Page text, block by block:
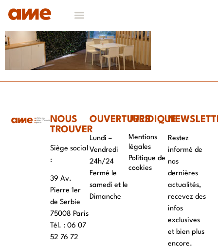
NOUS
TROUVER
Siège social
:
39 Av.
Pierre 1er
de Serbie
75008 Paris
Tél. : ‭06 07
52 76 72
OUVERTURES
Lundi –
Vendredi
24h/24
Fermé le
samedi et le
Dimanche
JURIDIQUE
Mentions
légales
Politique de
cookies
Restez
informé de
nos
dernières
actualités,
recevez des
infos
exclusives
et bien plus
encore.